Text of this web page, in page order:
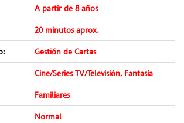
A partir de 8 años
20 minutos aprox.
Gestión de Cartas
Cine/Series TV/Televisión, Fantasía
Familiares
Normal